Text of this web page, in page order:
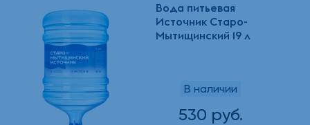
Вода питьевая
Источник Старо-
Мытищинский 19 л
В наличии
530 руб.